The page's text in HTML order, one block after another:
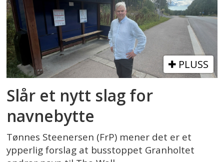
PLUSS
Slår et nytt slag for
navnebytte
Tønnes Steenersen (FrP) mener det er et
ypperlig forslag at busstoppet Granholtet